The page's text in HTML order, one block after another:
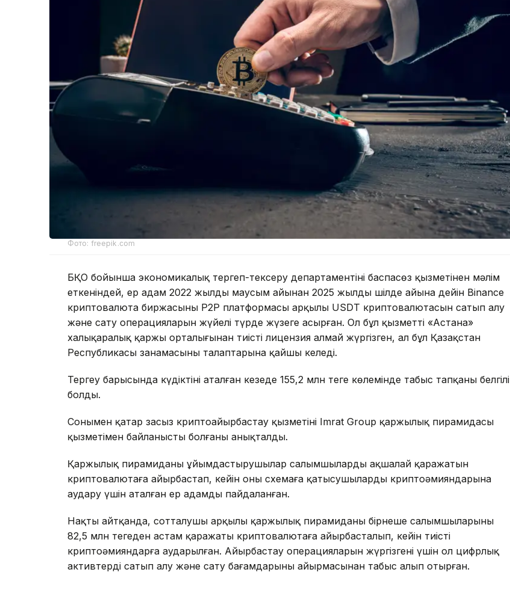
Фото: freepik.com
БҚО бойынша экономикалық тергеп-тексеру департаментінің баспасөз қызметінен мәлім
еткеніндей, ер адам 2022 жылдың маусым айынан 2025 жылдың шілде айына дейін Binance
криптовалюта биржасының P2P платформасы арқылы USDT криптовалютасын сатып алу
және сату операцияларын жүйелі түрде жүзеге асырған. Ол бұл қызметті «Астана»
халықаралық қаржы орталығынан тиісті лицензия алмай жүргізген, ал бұл Қазақстан
Республикасы заңнамасының талаптарына қайшы келеді.
Тергеу барысында күдіктінің аталған кезеңде 155,2 млн теңге көлемінде табыс тапқаны белгілі
болды.
Сонымен қатар заңсыз криптоайырбастау қызметінің Imrat Group қаржылық пирамидасы
қызметімен байланысты болғаны анықталды.
Қаржылық пирамиданы ұйымдастырушылар салымшылардың ақшалай қаражатын
криптовалютаға айырбастап, кейін оны схемаға қатысушылардың криптоәмияндарына
аудару үшін аталған ер адамды пайдаланған.
Нақты айтқанда, сотталушы арқылы қаржылық пирамиданың бірнеше салымшыларының
82,5 млн теңгеден астам қаражаты криптовалютаға айырбасталып, кейін тиісті
криптоәмияндарға аударылған. Айырбастау операцияларын жүргізгені үшін ол цифрлық
активтерді сатып алу және сату бағамдарының айырмасынан табыс алып отырған.